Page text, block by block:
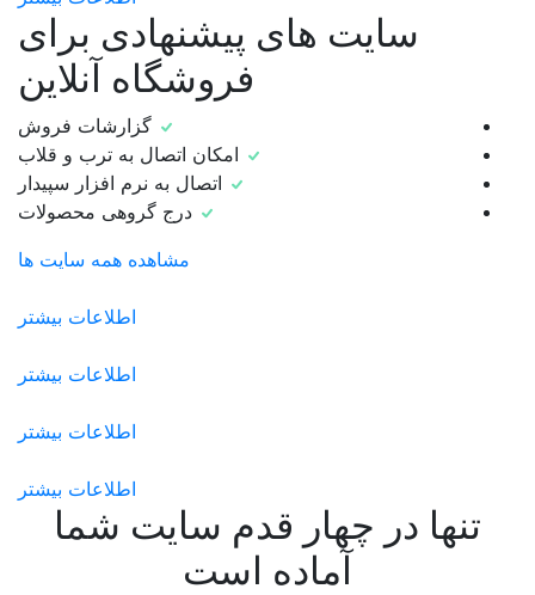
اطلاعات بیشتر
اطلاعات بیشتر
اطلاعات بیشتر
اطلاعات بیشتر
سایت های پیشنهادی برای
فروشگاه آنلاین
گزارشات فروش
امکان اتصال به ترب و قلاب
اتصال به نرم افزار سپیدار
درج گروهی محصولات
مشاهده همه سایت ها
تنها در چهار قدم سایت شما
آماده است